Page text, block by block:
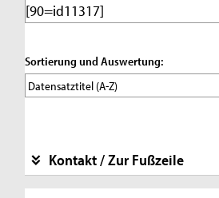
Sortierung und Auswertung:
Kontakt / Zur Fußzeile